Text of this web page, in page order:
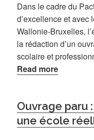
Dans le cadre du
d’excellence et avec
Wallonie-Bruxelles,
la rédaction d’un
scolaire et
Read more
Ouvrage paru
une école